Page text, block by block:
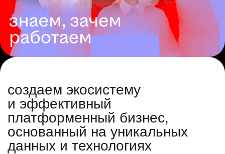
создаем экосистему
и эффективный
платформенный бизнес,
основанный на уникальных
данных и технологиях